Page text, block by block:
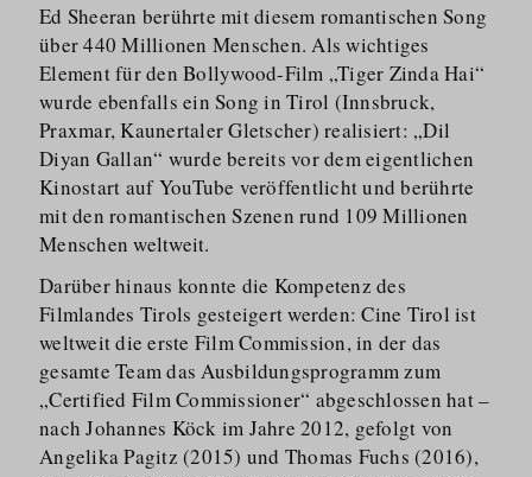
Ed Sheeran berührte mit diesem romantischen Song
über 440 Millionen Menschen. Als wichtiges
Element für den Bollywood-Film „Tiger Zinda Hai“
wurde ebenfalls ein Song in Tirol (Innsbruck,
Praxmar, Kaunertaler Gletscher) realisiert: „Dil
Diyan Gallan“ wurde bereits vor dem eigentlichen
Kinostart auf YouTube veröffentlicht und berührte
mit den romantischen Szenen rund 109 Millionen
Menschen weltweit.
Darüber hinaus konnte die Kompetenz des
Filmlandes Tirols gesteigert werden: Cine Tirol ist
weltweit die erste Film Commission, in der das
gesamte Team das Ausbildungs­programm zum
„Certified Film Commissioner“ abgeschlossen hat –
nach Johannes Köck im Jahre 2012, gefolgt von
Angelika Pagitz (2015) und Thomas Fuchs (2016),